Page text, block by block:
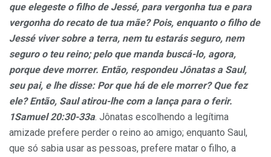
que elegeste o filho de Jessé, para vergonha tua e para
vergonha do recato de tua mãe? Pois, enquanto o filho de
Jessé viver sobre a terra, nem tu estarás seguro, nem
seguro o teu reino; pelo que manda buscá-lo, agora,
porque deve morrer. Então, respondeu Jônatas a Saul,
seu pai, e lhe disse: Por que há de ele morrer? Que fez
ele? Então, Saul atirou-lhe com a lança para o ferir.
1Samuel 20:30-33a. Jônatas escolhendo a legítima
amizade prefere perder o reino ao amigo; enquanto Saul,
que só sabia usar as pessoas, prefere matar o filho, a